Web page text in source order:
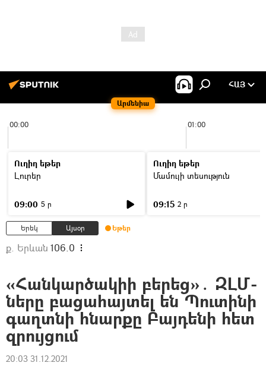
Արմենիա
ՀԱՅ
00:00 01:00
Ուղիղ եթեր
Լուրեր
09:00 5 ր
Ուղիղ եթեր
Մամուլի տեսություն
09:15 2 ր
Երեկ Այսօր Եթեր
ք. Երևան 106.0
«Հանկարծակիի բերեց»․ ԶԼՄ-
ները բացահայտել են Պուտինի
գաղտնի հնարքը Բայդենի հետ
զրույցում
20:03 31.12.2021